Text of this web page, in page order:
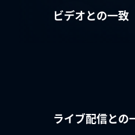
ビデオとの一致
ライブ配信との